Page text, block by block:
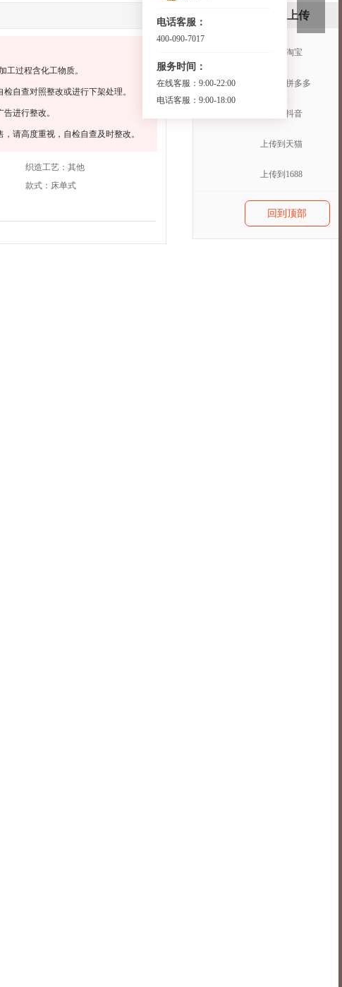
工过程含化工物质。
自查对照整改或进行下架处理。
进行整改。
请高度重视，自检自查及时整改。
织造工艺： 其他
款式： 床单式
一键上传
上传到淘宝
上传到拼多多
上传到抖音
上传到天猫
上传到1688
回到顶部
电话客服：
400-090-7017
服务时间：
在线客服：9:00-22:00
电话客服：9:00-18:00